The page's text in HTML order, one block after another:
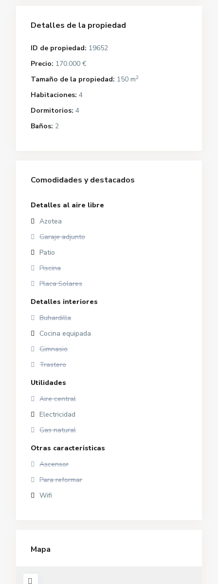
Detalles de la propiedad
ID de propiedad: 19652
Precio: 170.000 €
Tamaño de la propiedad: 150 m2
Habitaciones: 4
Dormitorios: 4
Baños: 2
Comodidades y destacados
Detalles al aire libre
Azotea
Garaje adjunto
Patio
Piscina
Placa Solares
Detalles interiores
Buhardilla
Cocina equipada
Gimnasio
Trastero
Utilidades
Aire central
Electricidad
Gas natural
Otras caracteristicas
Ascensor
Para reformar
Wifi
Mapa